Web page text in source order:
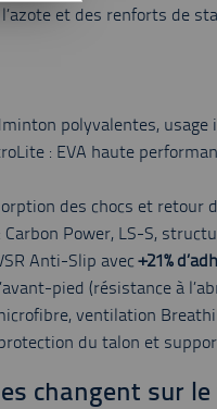
et des renforts de
polyvalentes, usage
: EVA haute
des chocs et retour
Power, LS-S,
Anti-Slip avec+21%
pied (résistance à
ventilation
du talon et
changent sur